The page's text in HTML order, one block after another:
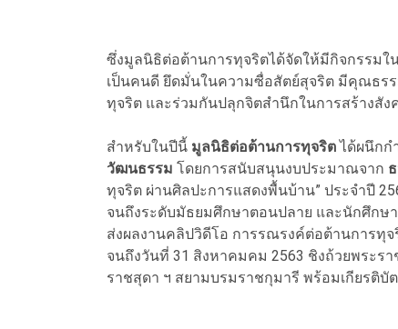
ซึ่งมูลนิธิต่อต้านการทุจริตได้จัดให้มีกิจกรรมใ
เป็นคนดี ยึดมั่นในความซื่อสัตย์สุจริต มีคุณธรร
ทุจริต และร่วมกันปลุกจิตสำนึกในการสร้างสัง
สำหรับในปีนี้ มูลนิธิต่อต้านการทุจริตได้ผนึกก
วัฒนธรรม โดยการสนับสนุนงบประมาณจาก
ทุจริต ผ่านศิลปะการแสดงพื้นบ้าน” ประจำปี
จนถึงระดับมัธยมศึกษาตอนปลาย และนักศึกษ
ส่งผลงานคลิปวิดีโอ การรณรงค์ต่อต้านการทุจ
จนถึงวันที่ 31 สิงหาคมคม 2563 ชิงถ้วยพระร
ราชสุดา ฯ สยามบรมราชกุมารี พร้อมเกียรติบั